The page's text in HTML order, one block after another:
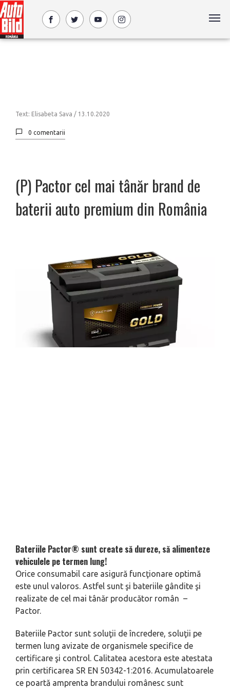
Text: Elisabeta Sava / 13.10.2020
0 comentarii
(P) Pactor cel mai tânăr brand de
baterii auto premium din România
Bateriile Pactor®️ sunt create să dureze, să alimenteze
vehiculele pe termen lung!
Orice consumabil care asigură funcţionare optimă
este unul valoros. Astfel sunt şi bateriile gândite şi
realizate de cel mai tânăr producător român –
Pactor.
Bateriile Pactor sunt soluţii de încredere, soluţii pe
termen lung avizate de organismele specifice de
certificare şi control. Calitatea acestora este atestata
prin certificarea SR EN 50342-1:2016. Acumulatoarele
ce poartă amprenta brandului românesc sunt